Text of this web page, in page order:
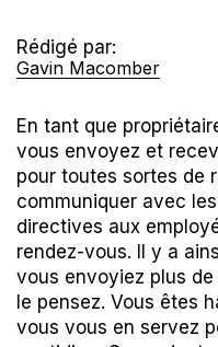
Rédigé par:
Gavin Macomber
En tant que
vous envoyez et
pour toutes sortes de
communiquer avec
directives aux
rendez-vous. Il y a
vous envoyiez plus
le pensez. Vous êtes
vous vous en servez